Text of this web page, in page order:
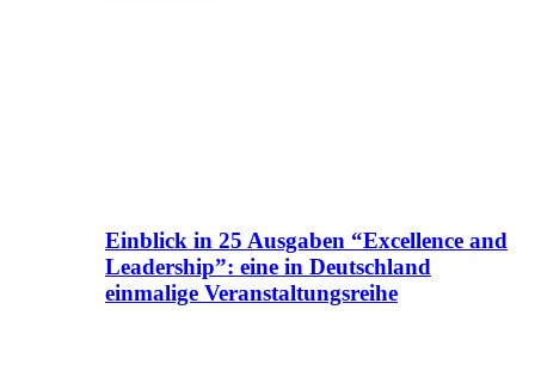
Einblick in 25 Ausgaben “Excellence and
Leadership”: eine in Deutschland
einmalige Veranstaltungsreihe